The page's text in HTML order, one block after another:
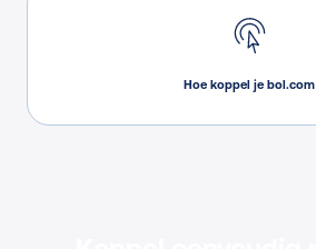
Hoe koppel je bol.com